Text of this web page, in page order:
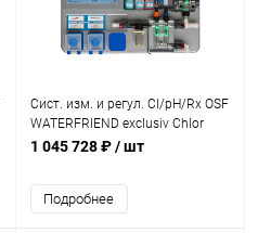
Сист. изм. и регул. Cl/pH/Rx OSF
WATERFRIEND exclusiv Chlor
MRD-3 +2 доз. насоса
1 045 728 ₽/ шт
Подробнее